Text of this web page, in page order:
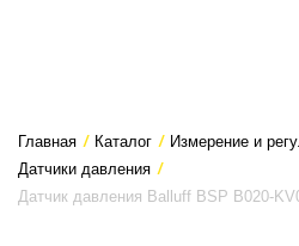
Главная / Каталог / Измерение и
Датчики давления /
Датчик давления Balluff BSP B020-